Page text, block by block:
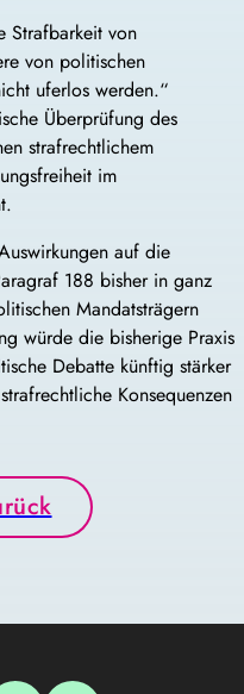
Strafbarkeit von
von politischen
uferlos werden.“
Überprüfung des
strafrechtlichem
im
auf die
188 bisher in ganz
Mandatsträgern
würde die bisherige Praxis
Debatte künftig stärker
Konsequenzen